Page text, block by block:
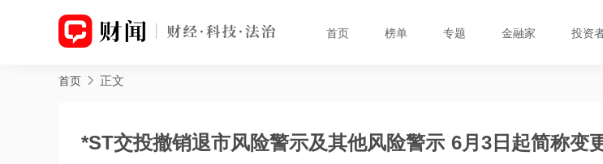
首页 榜单 专题 金融家 投资
首页 正文
*ST交投撤销退市风险警示及其他风险警示 6月3日起简称变